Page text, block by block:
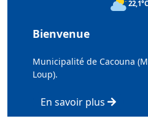
22,1°C
Bienvenue
Municipalité de Cacouna
Loup).
En savoir plus